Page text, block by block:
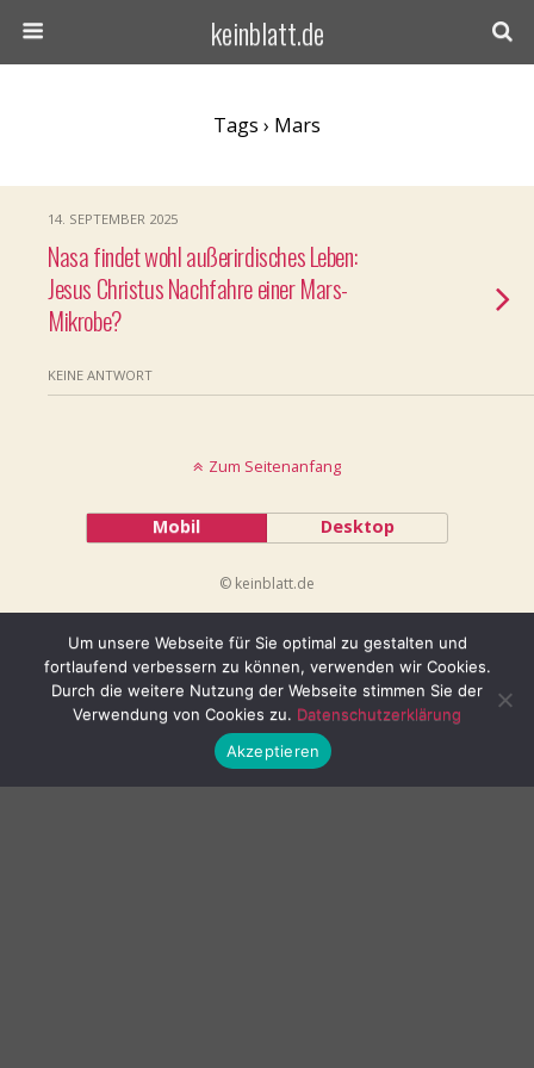
keinblatt.de
Tags › Mars
14. SEPTEMBER 2025
Nasa findet wohl außerirdisches Leben:
Jesus Christus Nachfahre einer Mars-
Mikrobe?
KEINE ANTWORT
Zum Seitenanfang
Mobil Desktop
© keinblatt.de
Um unsere Webseite für Sie optimal zu gestalten und
fortlaufend verbessern zu können, verwenden wir Cookies.
Durch die weitere Nutzung der Webseite stimmen Sie der
Verwendung von Cookies zu. Datenschutzerklärung
Akzeptieren